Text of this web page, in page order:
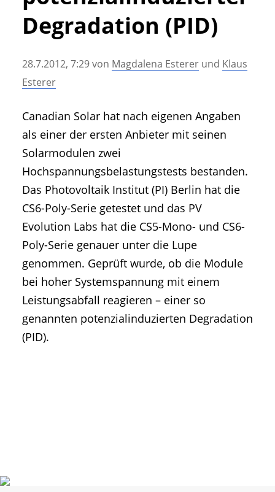
• Geschichte und Geschichten
• Messen und Veranstaltungen
• Agritechnica Neuheiten Archiv
• Artikel nach Hersteller/Marke
Degradation (PID)
28.7.2012, 7:29von Magdalena Esterer und Klaus
Esterer
Canadian Solar hat nach eigenen Angaben
als einer der ersten Anbieter mit seinen
Solarmodulen zwei
Hochspannungsbelastungstests bestanden.
Das Photovoltaik Institut (PI) Berlin hat die
CS6-Poly-Serie getestet und das PV
Evolution Labs hat die CS5-Mono- und CS6-
Poly-Serie genauer unter die Lupe
genommen. Geprüft wurde, ob die Module
bei hoher Systemspannung mit einem
Leistungsabfall reagieren – einer so
genannten potenzialinduzierten Degradation
(PID).